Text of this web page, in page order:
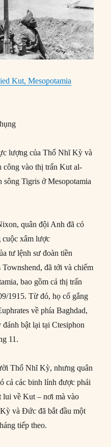
Kut, Mesopotamia
lượng của Thổ Nhĩ Kỳ và
công vào thị trấn Kut al-
sông Tigris ở Mesopotamia
quân đội Anh đã có
cuộc xâm lược
tư lệnh sư đoàn tiền
đã tới và chiếm
bao gồm cả thị trấn
1915. Từ đó, họ cố gắng
về phía Baghdad,
bật lại tại Ctesiphon
11.
Thổ Nhĩ Kỳ, nhưng quân
cả các binh lính được phái
về Kut – nơi mà vào
và Đức đã bắt đầu một
tiếp theo.